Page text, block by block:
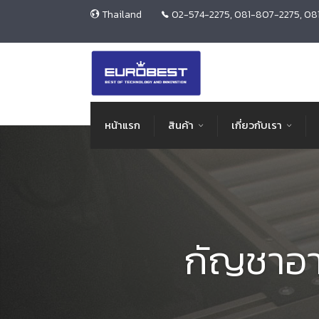
Thailand 02-574-2275, 081-807-2275,
หน้าแรก สินค้า เกี่ยวกับเรา
กัญชาอ